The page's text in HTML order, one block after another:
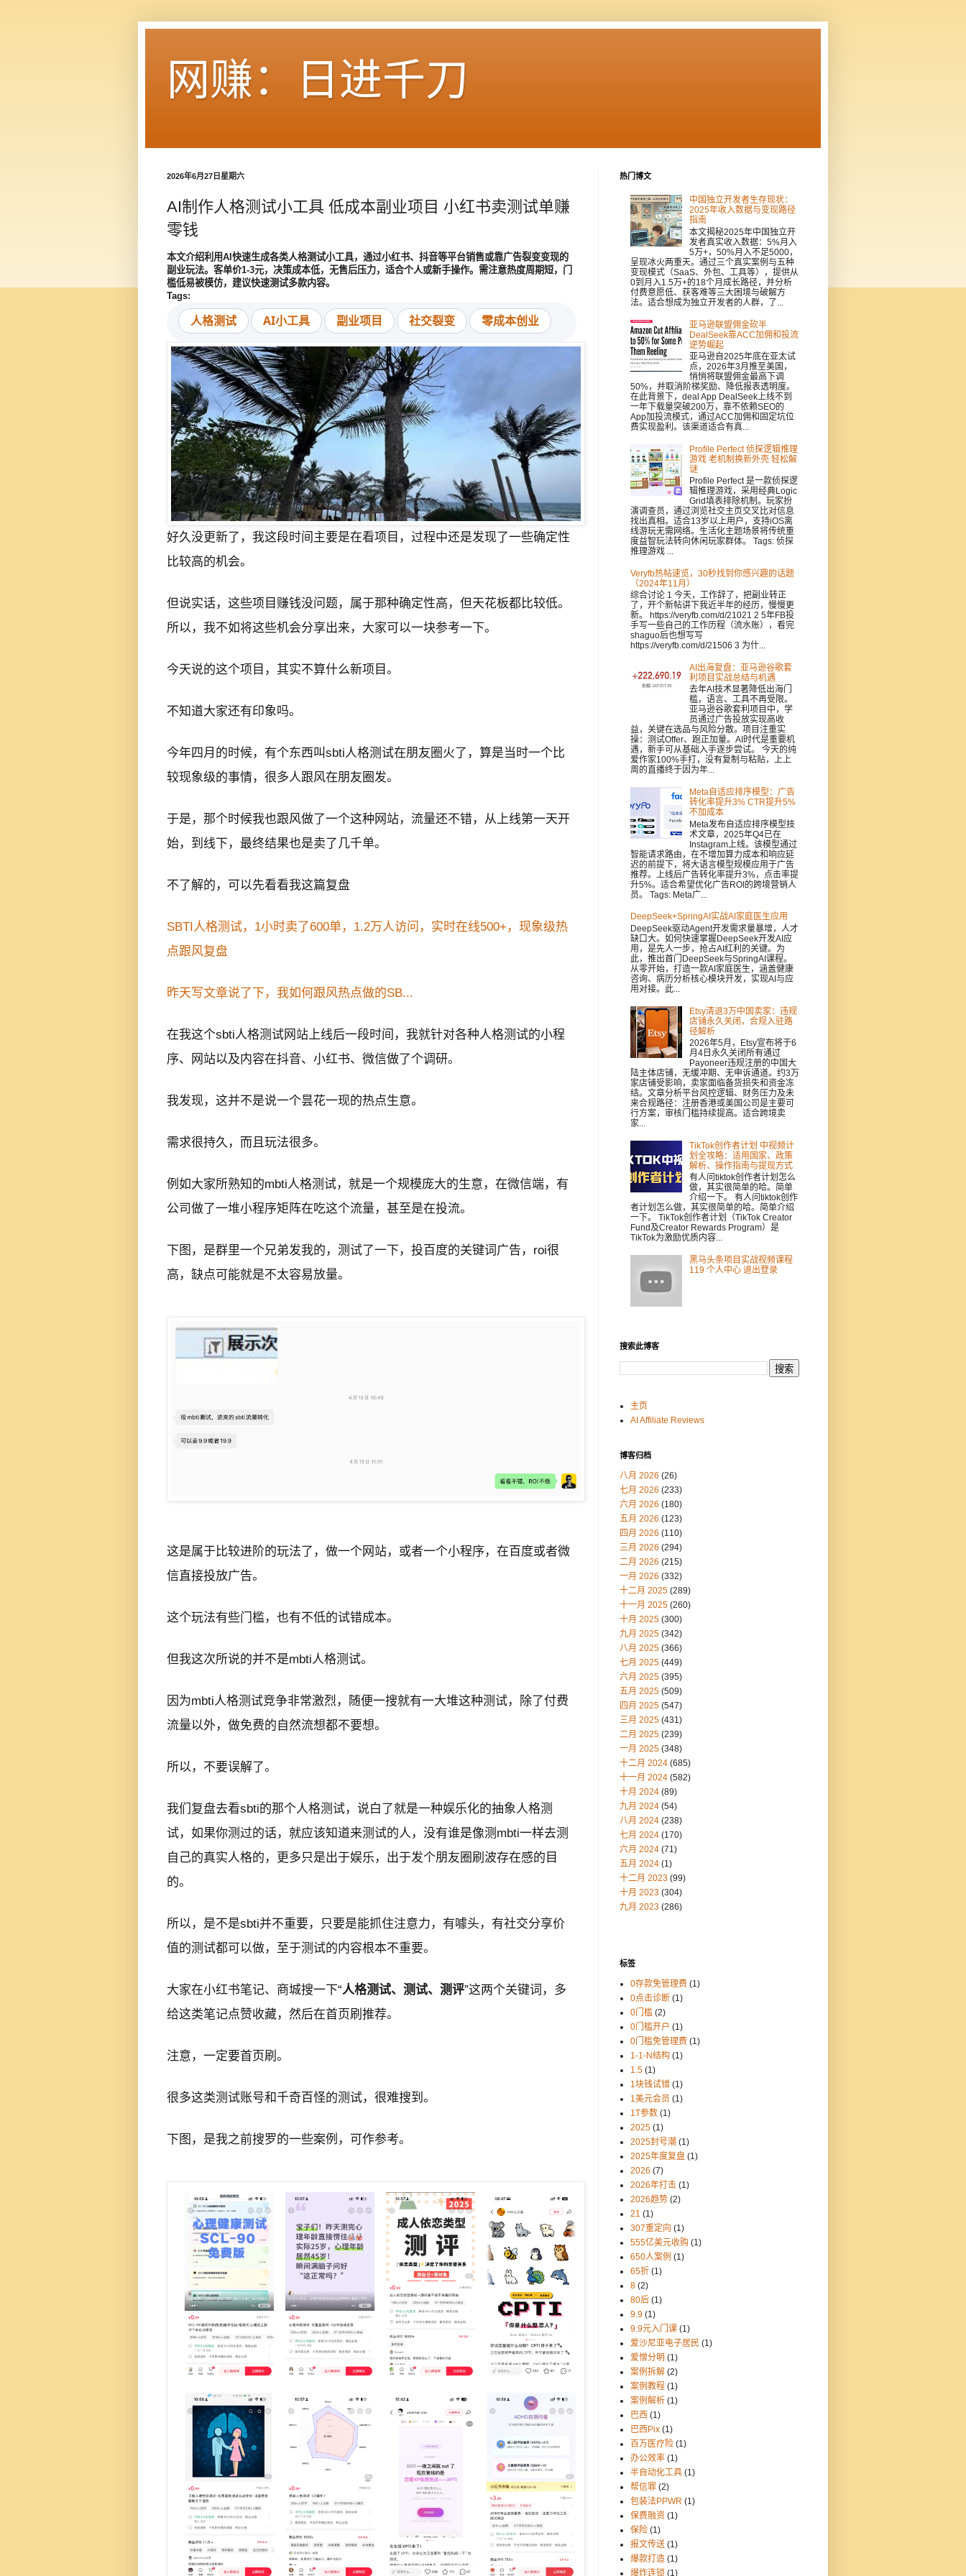
网赚：日进千刀
2026年6月27日星期六
AI制作人格测试小工具 低成本副业项目 小红书卖测试单赚
零钱
本文介绍利用AI快速生成各类人格测试小工具，通过小红书、抖音等平台销售或靠广告裂变变现的
副业玩法。客单价1-3元，决策成本低，无售后压力，适合个人或新手操作。需注意热度周期短，门
槛低易被模仿，建议快速测试多款内容。
Tags:
人格测试 AI小工具 副业项目 社交裂变 零成本创业
好久没更新了，我这段时间主要是在看项目，过程中还是发现了一些确定性
比较高的机会。
但说实话，这些项目赚钱没问题，属于那种确定性高，但天花板都比较低。
所以，我不如将这些机会分享出来，大家可以一块参考一下。
今天说的这个项目，其实不算什么新项目。
不知道大家还有印象吗。
今年四月的时候，有个东西叫sbti人格测试在朋友圈火了，算是当时一个比
较现象级的事情，很多人跟风在朋友圈发。
于是，那个时候我也跟风做了一个这种网站，流量还不错，从上线第一天开
始，到线下，最终结果也是卖了几千单。
不了解的，可以先看看我这篇复盘
SBTI人格测试，1小时卖了600单，1.2万人访问，实时在线500+，现象级热
点跟风复盘
昨天写文章说了下，我如何跟风热点做的SB...
在我这个sbti人格测试网站上线后一段时间，我就针对各种人格测试的小程
序、网站以及内容在抖音、小红书、微信做了个调研。
我发现，这并不是说一个昙花一现的热点生意。
需求很持久，而且玩法很多。
例如大家所熟知的mbti人格测试，就是一个规模庞大的生意，在微信端，有
公司做了一堆小程序矩阵在吃这个流量，甚至是在投流。
下图，是群里一个兄弟发我的，测试了一下，投百度的关键词广告，roi很
高，缺点可能就是不太容易放量。
这是属于比较进阶的玩法了，做一个网站，或者一个小程序，在百度或者微
信直接投放广告。
这个玩法有些门槛，也有不低的试错成本。
但我这次所说的并不是mbti人格测试。
因为mbti人格测试竞争非常激烈，随便一搜就有一大堆这种测试，除了付费
流量以外，做免费的自然流想都不要想。
所以，不要误解了。
我们复盘去看sbti的那个人格测试，说白了就是一种娱乐化的抽象人格测
试，如果你测过的话，就应该知道来测试的人，没有谁是像测mbti一样去测
自己的真实人格的，更多只是出于娱乐，出于发个朋友圈刷波存在感的目
的。
所以，是不是sbti并不重要，只要是能抓住注意力，有噱头，有社交分享价
值的测试都可以做，至于测试的内容根本不重要。
大家在小红书笔记、商城搜一下“人格测试、测试、测评”这两个关键词，多
给这类笔记点赞收藏，然后在首页刷推荐。
注意，一定要首页刷。
很多这类测试账号和千奇百怪的测试，很难搜到。
下图，是我之前搜罗的一些案例，可作参考。
热门博文
中国独立开发者生存现状：
2025年收入数据与变现路径
指南
本文揭秘2025年中国独立开
发者真实收入数据：5%月入
5万+，50%月入不足5000，
呈现冰火两重天。通过三个真实案例与五种
变现模式（SaaS、外包、工具等），提供从
0到月入1.5万+的18个月成长路径，并分析
付费意愿低、获客难等三大困境与破解方
法。适合想成为独立开发者的人群，了...
亚马逊联盟佣金砍半
DealSeek靠ACC加佣和投流
逆势崛起
亚马逊自2025年底在亚太试
点，2026年3月推至美国，
悄悄将联盟佣金最高下调
50%，并取消阶梯奖励、降低报表透明度。
在此背景下，deal App DealSeek上线不到
一年下载量突破200万，靠不依赖SEO的
App加投流模式，通过ACC加佣和固定坑位
费实现盈利。该渠道适合有真...
Profile Perfect 侦探逻辑推理
游戏 老机制换新外壳 轻松解
谜
Profile Perfect 是一款侦探逻
辑推理游戏，采用经典Logic
Grid填表排除机制。玩家扮
演调查员，通过浏览社交主页交叉比对信息
找出真相。适合13岁以上用户，支持iOS离
线游玩无需网络。生活化主题场景将传统重
度益智玩法转向休闲玩家群体。 Tags: 侦探
推理游戏 ...
Veryfb热帖速览，30秒找到你感兴趣的话题
（2024年11月）
综合讨论 1 今天，工作辞了，把副业转正
了，开个新帖讲下我近半年的经历，慢慢更
新。 https://veryfb.com/d/21021 2 5年FB投
手写一些自己的工作历程（流水账），看完
shaguo后也想写写
https://veryfb.com/d/21506 3 为什...
AI出海复盘：亚马逊谷歌套
利项目实战总结与机遇
去年AI技术显著降低出海门
槛，语言、工具不再受限。
亚马逊谷歌套利项目中，学
员通过广告投放实现高收
益，关键在选品与风险分散。项目注重实
操：测试Offer、跑正加量。AI时代是重要机
遇，新手可从基础入手逐步尝试。 今天的纯
爱作家100%手打，没有复制与粘贴，上上
周的直播终于因为年...
Meta自适应排序模型：广告
转化率提升3% CTR提升5%
不加成本
Meta发布自适应排序模型技
术文章，2025年Q4已在
Instagram上线。该模型通过
智能请求路由，在不增加算力成本和响应延
迟的前提下，将大语言模型规模应用于广告
推荐。上线后广告转化率提升3%，点击率提
升5%。适合希望优化广告ROI的跨境营销人
员。 Tags: Meta广...
DeepSeek+SpringAI实战AI家庭医生应用
DeepSeek驱动Agent开发需求量暴增，人才
缺口大。如何快速掌握DeepSeek开发AI应
用，是先人一步，抢占AI红利的关键。为
此，推出首门DeepSeek与SpringAI课程。
从零开始，打造一款AI家庭医生，涵盖健康
咨询、病历分析核心模块开发，实现AI与应
用对接。此...
Etsy清退3万中国卖家：违规
店铺永久关闭，合规入驻路
径解析
2026年5月，Etsy宣布将于6
月4日永久关闭所有通过
Payoneer违规注册的中国大
陆主体店铺，无缓冲期、无申诉通道。约3万
家店铺受影响，卖家面临备货损失和资金冻
结。文章分析平台风控逻辑、财务压力及未
来合规路径：注册香港或美国公司是主要可
行方案，审核门槛持续提高。适合跨境卖
家...
TikTok创作者计划 中视频计
划全攻略：适用国家、政策
解析、操作指南与提现方式
有人问tiktok创作者计划怎么
做，其实很简单的哈。简单
介绍一下。 有人问tiktok创作
者计划怎么做，其实很简单的哈。简单介绍
一下。 TikTok创作者计划（TikTok Creator
Fund及Creator Rewards Program）是
TikTok为激励优质内容...
黑马头条项目实战视频课程
119 个人中心 退出登录
搜索此博客
主页
AI Affiliate Reviews
博客归档
八月 2026 (26)
七月 2026 (233)
六月 2026 (180)
五月 2026 (123)
四月 2026 (110)
三月 2026 (294)
二月 2026 (215)
一月 2026 (332)
十二月 2025 (289)
十一月 2025 (260)
十月 2025 (300)
九月 2025 (342)
八月 2025 (366)
七月 2025 (449)
六月 2025 (395)
五月 2025 (509)
四月 2025 (547)
三月 2025 (431)
二月 2025 (239)
一月 2025 (348)
十二月 2024 (685)
十一月 2024 (582)
十月 2024 (89)
九月 2024 (54)
八月 2024 (238)
七月 2024 (170)
六月 2024 (71)
五月 2024 (1)
十二月 2023 (99)
十月 2023 (304)
九月 2023 (286)
标签
0存款免管理费 (1)
0点击诊断 (1)
0门槛 (2)
0门槛开户 (1)
0门槛免管理费 (1)
1-1-N结构 (1)
1.5 (1)
1块钱试错 (1)
1美元会员 (1)
1T参数 (1)
2025 (1)
2025封号潮 (1)
2025年度复盘 (1)
2026 (7)
2026年打击 (1)
2026趋势 (2)
21 (1)
307重定向 (1)
555亿美元收购 (1)
650人案例 (1)
65折 (1)
8 (2)
80后 (1)
9.9 (1)
9.9元入门课 (1)
爱沙尼亚电子居民 (1)
爱憎分明 (1)
案例拆解 (2)
案例教程 (1)
案例解析 (1)
巴西 (1)
巴西Pix (1)
百万医疗险 (1)
办公效率 (1)
半自动化工具 (1)
帮信罪 (2)
包装法PPWR (1)
保费融资 (1)
保险 (1)
报文传送 (1)
爆款打造 (1)
爆炸连锁 (1)